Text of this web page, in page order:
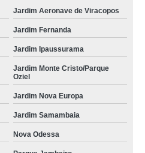
Jardim Aeronave de Viracopos
Jardim Fernanda
Jardim Ipaussurama
Jardim Monte Cristo/Parque
Oziel
Jardim Nova Europa
Jardim Samambaia
Nova Odessa